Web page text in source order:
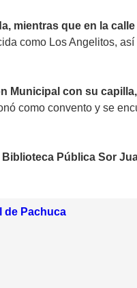
mientras que en la
como Los Angelitos,
Municipal con su
como convento y se
Pública Sor
de Pachuca